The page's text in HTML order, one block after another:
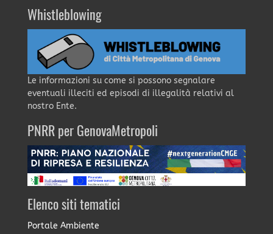
Whistleblowing
Le informazioni su come si possono segnalare
eventuali illeciti ed episodi di illegalità relativi al
nostro Ente.
PNRR per GenovaMetropoli
Elenco siti tematici
Portale Ambiente